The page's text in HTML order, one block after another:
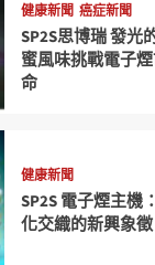
健康新聞 癌症新聞
SP2S思博瑞 發光
蜜風味挑戰電子
命
健康新聞
SP2S 電子煙主機
化交織的新興象徵